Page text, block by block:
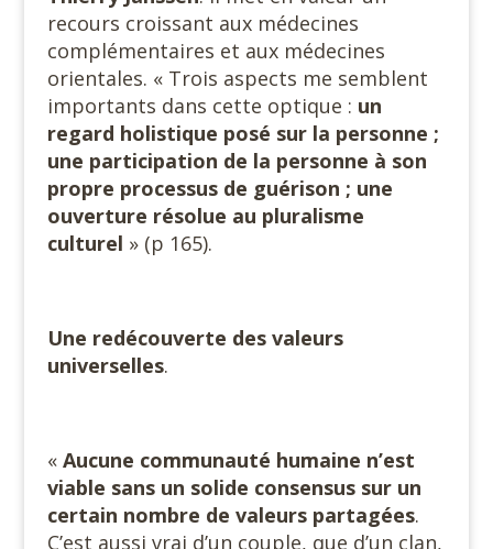
recours croissant aux médecines
complémentaires et aux médecines
orientales. « Trois aspects me semblent
importants dans cette optique : un
regard holistique posé sur la personne ;
une participation de la personne à son
propre processus de guérison ; une
ouverture résolue au pluralisme
culturel » (p 165).
Une redécouverte des valeurs
universelles.
« Aucune communauté humaine n’est
viable sans un solide consensus sur un
certain nombre de valeurs partagées.
C’est aussi vrai d’un couple, que d’un clan,